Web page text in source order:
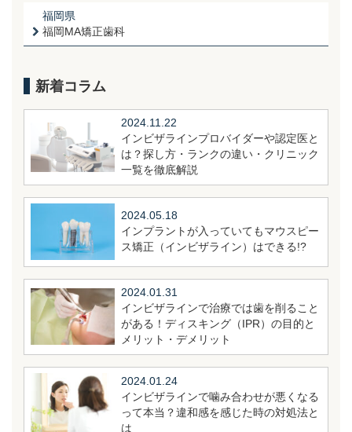
福岡県
福岡MA矯正歯科
新着コラム
2024.11.22
インビザラインプロバイダーや認定医と
は？探し方・ランクの違い・クリニック
一覧を徹底解説
2024.05.18
インプラントが入っていてもマウスピー
ス矯正（インビザライン）はできる!?
2024.01.31
インビザラインで治療では歯を削ること
がある！ディスキング（IPR）の目的と
メリット・デメリット
2024.01.24
インビザラインで噛み合わせが悪くなる
って本当？違和感を感じた時の対処法と
は